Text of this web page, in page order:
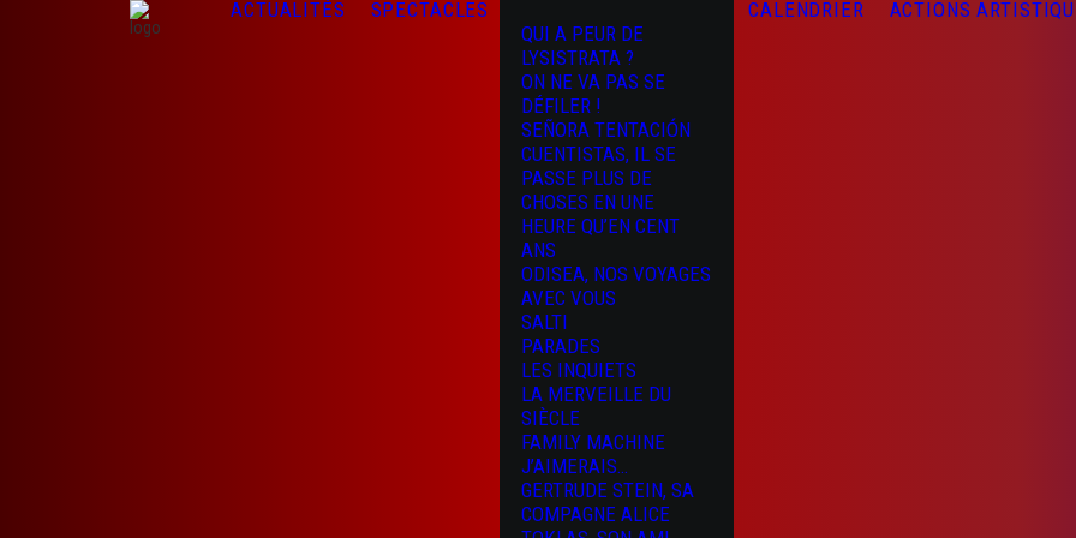
ACTUALITÉS
SPECTACLES
QUI A PEUR DE
LYSISTRATA ?
ON NE VA PAS SE
DÉFILER !
SEÑORA TENTACIÓN
CUENTISTAS, IL SE
PASSE PLUS DE
CHOSES EN UNE
HEURE QU’EN CENT
ANS
ODISEA, NOS VOYAGES
AVEC VOUS
SALTI
PARADES
LES INQUIETS
LA MERVEILLE DU
SIÈCLE
FAMILY MACHINE
J’AIMERAIS…
GERTRUDE STEIN, SA
COMPAGNE ALICE
CALENDRIER ACTIONS